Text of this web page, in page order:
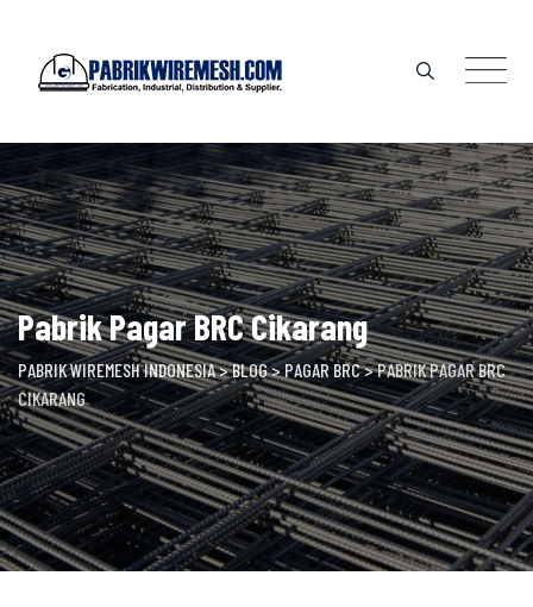
content
Pabrik Pagar BRC Cikarang
PABRIK WIREMESH INDONESIA>BLOG>PAGAR BRC>PABRIK PAGAR BRC
CIKARANG